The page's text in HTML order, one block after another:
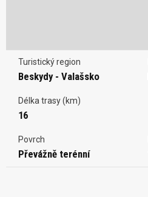
Turistický region
Beskydy - Valašsko
Délka trasy (km)
16
Povrch
Převážně terénní